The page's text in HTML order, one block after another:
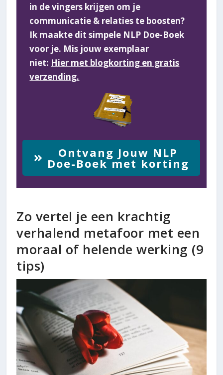
in de vingers krijgen om je
communicatie & relaties te boosten?
Ik maakte dit simpele NLP Doe-Boek
voor je. Mis jouw exemplaar
niet: Hier met blogkorting en gratis
verzending.
Ontvang Jouw NLP
Doe-Boek met korting
Zo vertel je een krachtig
verhalend metafoor met een
moraal of helende werking (9
tips)